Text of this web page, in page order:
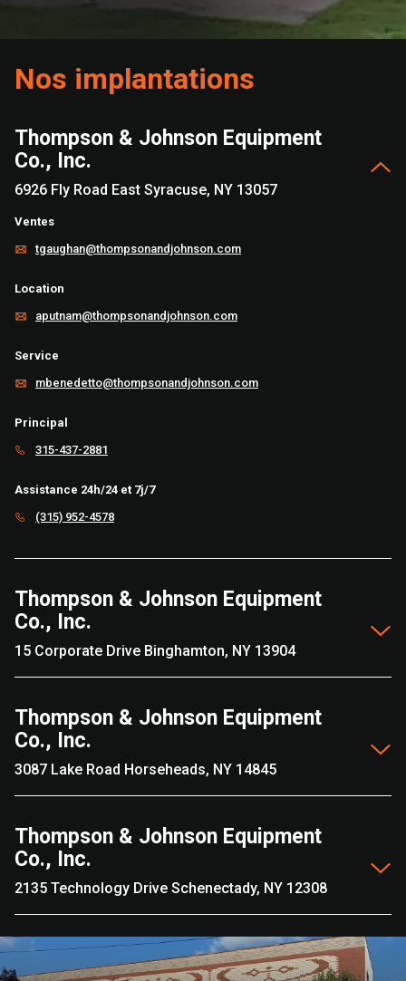
Nos implantations
Thompson & Johnson Equipment
Co., Inc.
6926 Fly Road East Syracuse, NY 13057
Ventes
tgaughan@thompsonandjohnson.com
Location
aputnam@thompsonandjohnson.com
Service
mbenedetto@thompsonandjohnson.com
Principal
315-437-2881
Assistance 24h/24 et 7j/7
(315) 952-4578
Thompson & Johnson Equipment
Co., Inc.
15 Corporate Drive Binghamton, NY 13904
Thompson & Johnson Equipment
Co., Inc.
3087 Lake Road Horseheads, NY 14845
Thompson & Johnson Equipment
Co., Inc.
2135 Technology Drive Schenectady, NY 12308